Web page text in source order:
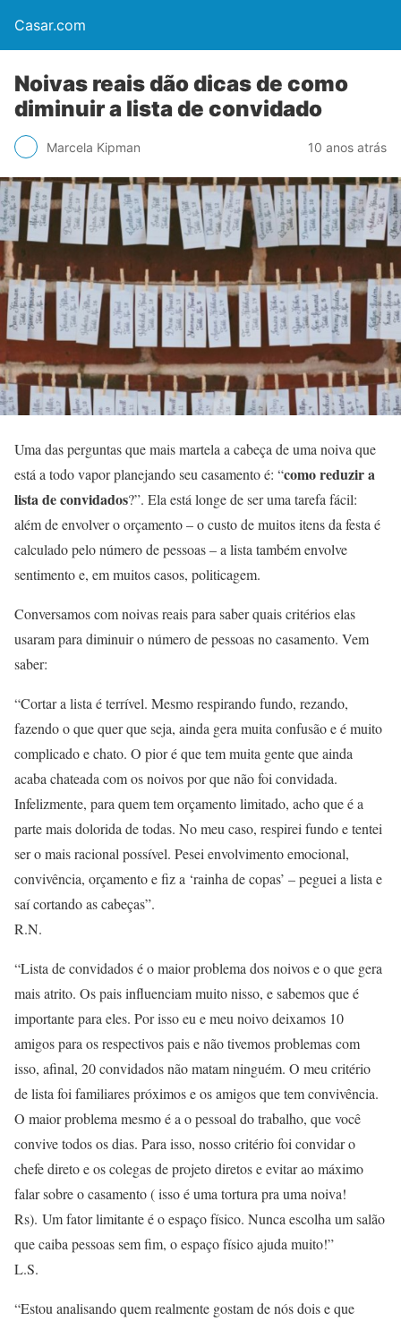
Casar.com
Noivas reais dão dicas de como
diminuir a lista de convidado
Marcela Kipman 10 anos atrás
Uma das perguntas que mais martela a cabeça de uma noiva que
está a todo vapor planejando seu casamento é: “como reduzir a
lista de convidados?”. Ela está longe de ser uma tarefa fácil:
além de envolver o orçamento – o custo de muitos itens da festa é
calculado pelo número de pessoas – a lista também envolve
sentimento e, em muitos casos, politicagem.
Conversamos com noivas reais para saber quais critérios elas
usaram para diminuir o número de pessoas no casamento. Vem
saber:
“Cortar a lista é terrível. Mesmo respirando fundo, rezando,
fazendo o que quer que seja, ainda gera muita confusão e é muito
complicado e chato. O pior é que tem muita gente que ainda
acaba chateada com os noivos por que não foi convidada.
Infelizmente, para quem tem orçamento limitado, acho que é a
parte mais dolorida de todas. No meu caso, respirei fundo e tentei
ser o mais racional possível. Pesei envolvimento emocional,
convivência, orçamento e fiz a ‘rainha de copas’ – peguei a lista e
saí cortando as cabeças”.
R.N.
“Lista de convidados é o maior problema dos noivos e o que gera
mais atrito. Os pais influenciam muito nisso, e sabemos que é
importante para eles. Por isso eu e meu noivo deixamos 10
amigos para os respectivos pais e não tivemos problemas com
isso, afinal, 20 convidados não matam ninguém. O meu critério
de lista foi familiares próximos e os amigos que tem convivência.
O maior problema mesmo é a o pessoal do trabalho, que você
convive todos os dias. Para isso, nosso critério foi convidar o
chefe direto e os colegas de projeto diretos e evitar ao máximo
falar sobre o casamento ( isso é uma tortura pra uma noiva!
Rs). Um fator limitante é o espaço físico. Nunca escolha um salão
que caiba pessoas sem fim, o espaço físico ajuda muito!”
L.S.
“Estou analisando quem realmente gostam de nós dois e que